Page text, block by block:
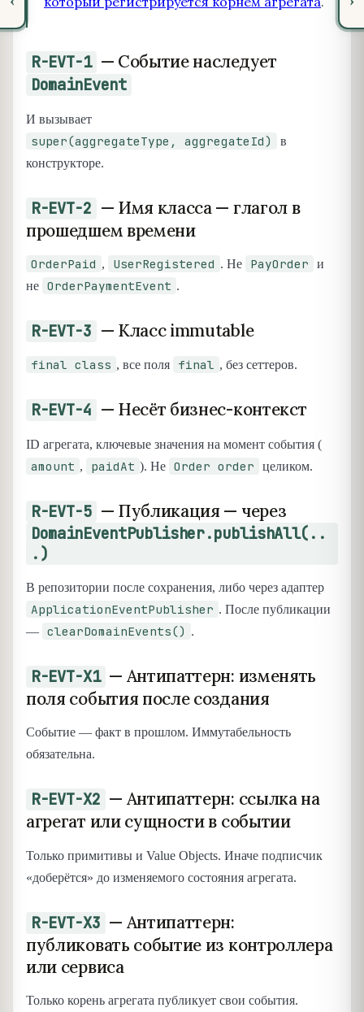
R-EVT-1 — Событие наследует
DomainEvent
И вызывает
super(aggregateType, aggregateId)
в
конструкторе.
R-EVT-2 — Имя класса — глагол в
прошедшем времени
OrderPaid , UserRegistered . Не PayOrder
и
не OrderPaymentEvent .
R-EVT-3 — Класс immutable
final class , все поля final , без сеттеров.
R-EVT-4 — Несёт бизнес-контекст
ID агрегата, ключевые значения на момент события (
amount , paidAt ). Не Order order целиком.
R-EVT-5 — Публикация — через
DomainEventPublisher.publishAll(..
.)
В репозитории после сохранения, либо через адаптер
ApplicationEventPublisher . После публикации
— clearDomainEvents() .
R-EVT-X1 — Антипаттерн: изменять
поля события после создания
Событие — факт в прошлом. Иммутабельность
обязательна.
R-EVT-X2 — Антипаттерн: ссылка на
агрегат или сущности в событии
Только примитивы и Value Objects. Иначе подписчик
«доберётся» до изменяемого состояния агрегата.
R-EVT-X3 — Антипаттерн:
публиковать событие из контроллера
или сервиса
Только корень агрегата публикует свои события.